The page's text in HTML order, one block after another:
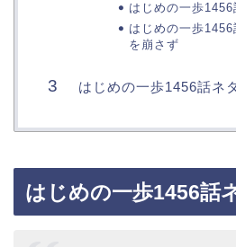
はじめの一歩
はじめの一歩
を崩さず
はじめの一歩1456話ネ
はじめの一歩1456話